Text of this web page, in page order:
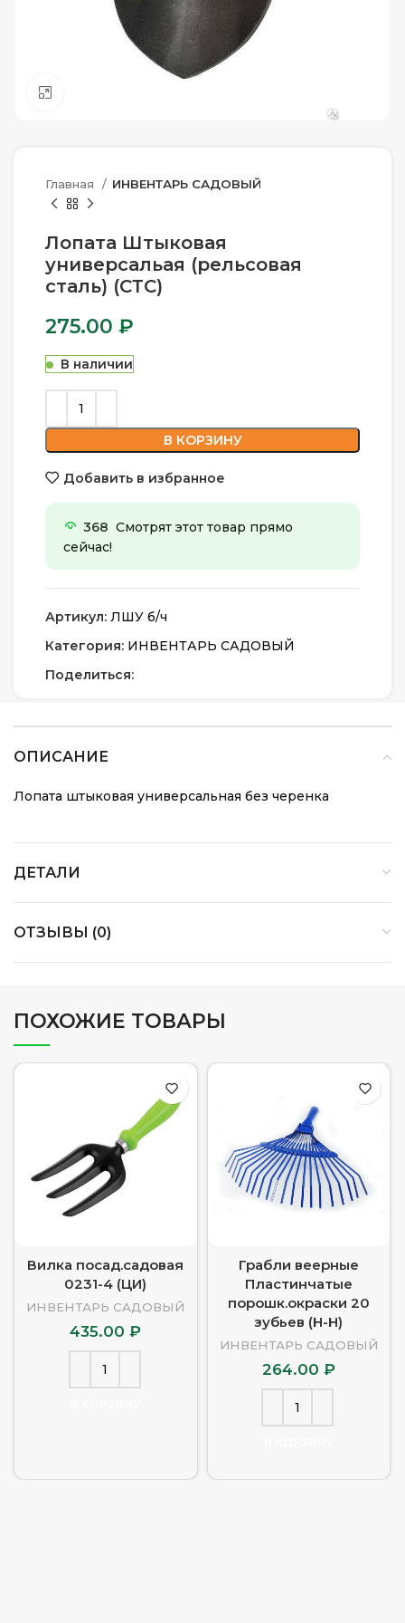
Главная ИНВЕНТАРЬ САДОВЫЙ
Лопата Штыковая
универсальая (рельсовая
сталь) (СТС)
275.00 ₽
В наличии
В КОРЗИНУ
Добавить в избранное
368 Смотрят этот товар прямо
сейчас!
Артикул: ЛШУ б/ч
Категория: ИНВЕНТАРЬ САДОВЫЙ
Поделиться:
ОПИСАНИЕ
Лопата штыковая универсальная без черенка
ДЕТАЛИ
ОТЗЫВЫ (0)
ПОХОЖИЕ ТОВАРЫ
Вилка посад.садовая
0231-4 (ЦИ)
ИНВЕНТАРЬ САДОВЫЙ
435.00₽
Грабли веерные
Пластинчатые
порошк.окраски 20
зубьев (Н-Н)
ИНВЕНТАРЬ САДОВЫЙ
264.00 ₽